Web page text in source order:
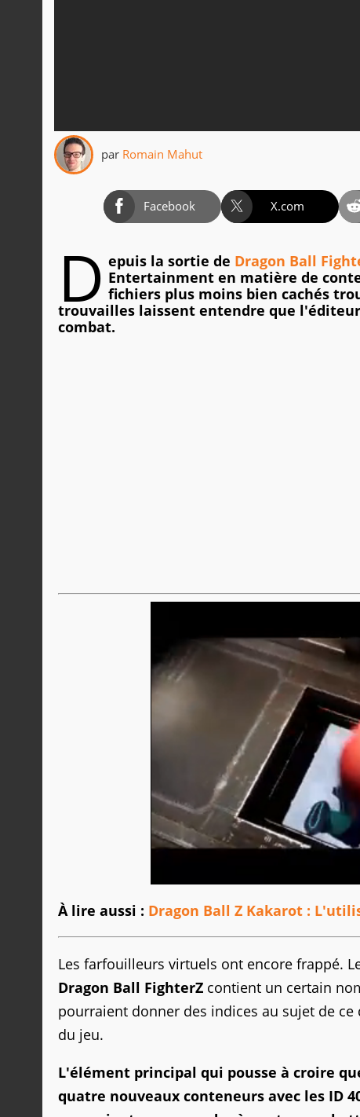
par Romain Mahut
Facebook X.com
D epuis la sortie de Dragon Ball
Entertainment en matière de
fichiers plus moins bien cachés
trouvailles laissent entendre que
combat.
À lire aussi : Dragon Ball Z Kakarot :
Les farfouilleurs virtuels ont encore frappé.
Dragon Ball FighterZ contient un certain
pourraient donner des indices au sujet de
du jeu.
L'élément principal qui pousse à croire
quatre nouveaux conteneurs avec les ID